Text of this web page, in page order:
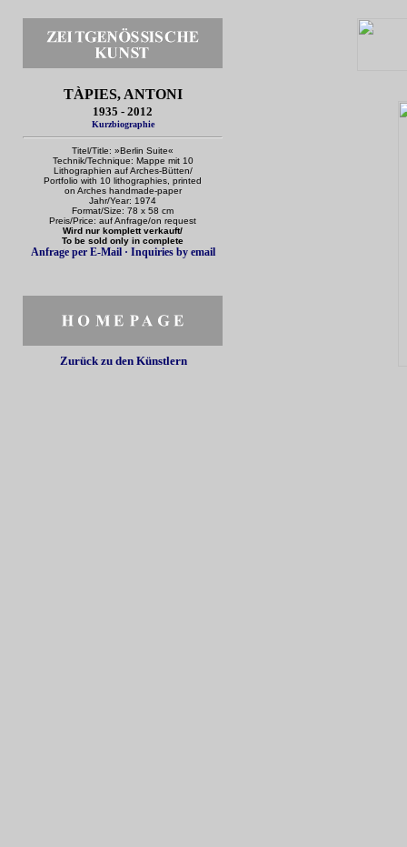
TÀPIES, ANTONI
1935 - 2012
Kurzbiographie
Titel/Title: »Berlin Suite«
Technik/Technique: Mappe mit 10
Lithographien auf Arches-Bütten/
Portfolio with 10 lithographies, printed
on Arches handmade-paper
Jahr/Year: 1974
Format/Size: 78 x 58 cm
Preis/Price: auf Anfrage/on request
Wird nur komplett verkauft/
To be sold only in complete
Anfrage per E-Mail · Inquiries by email
Zurück zu den Künstlern